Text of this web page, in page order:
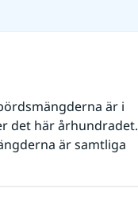
är i
det här århundradet.
är samtliga